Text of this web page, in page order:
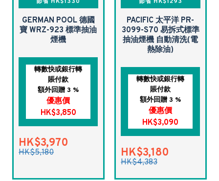
GERMAN POOL 德國
寶 WRZ-923 標準抽油
煙機
轉數快或銀行轉
賬付款
額外回贈 3 %
優惠價
HK$3,850
HK$3,970
HK$5,180
PACIFIC 太平洋 PR-
3099-S70 易拆式標準
抽油煙機 自動清洗(電
熱除油)
轉數快或銀行轉
賬付款
額外回贈 3 %
優惠價
HK$3,090
HK$3,180
HK$4,383